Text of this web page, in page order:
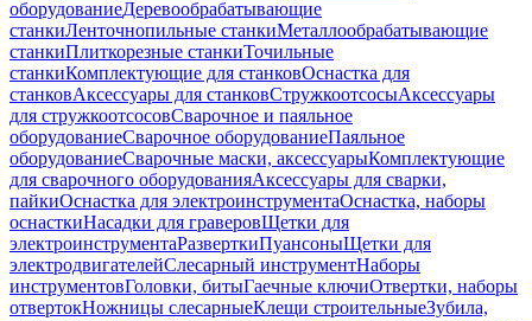
оборудованиеДеревообрабатывающие
станкиЛенточнопильные станкиМеталлообрабатывающие
станкиПлиткорезные станкиТочильные
станкиКомплектующие для станковОснастка для
станковАксессуары для станковСтружкоотсосыАксессуары
для стружкоотсосовСварочное и паяльное
оборудованиеСварочное оборудованиеПаяльное
оборудованиеСварочные маски, аксессуарыКомплектующие
для сварочного оборудованияАксессуары для сварки,
пайкиОснастка для электроинструментаОснастка, наборы
оснасткиНасадки для граверовЩетки для
электроинструментаРазверткиПуансоныЩетки для
электродвигателейСлесарный инструментНаборы
инструментовГоловки, битыГаечные ключиОтвертки, наборы
отвертокНожницы слесарныеКлещи строительныеЗубила,